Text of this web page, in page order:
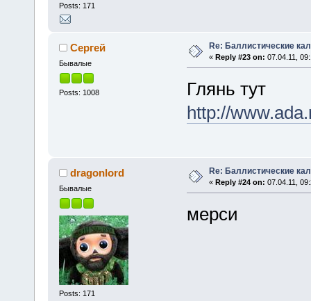
Posts: 171
Сергей
Бывалые
Posts: 1008
Re: Баллистические
« Reply #23 on: 07.04.11,
Глянь тут
http://
dragonlord
Бывалые
Posts: 171
Re: Баллистические
« Reply #24 on: 07.04.11,
мерси